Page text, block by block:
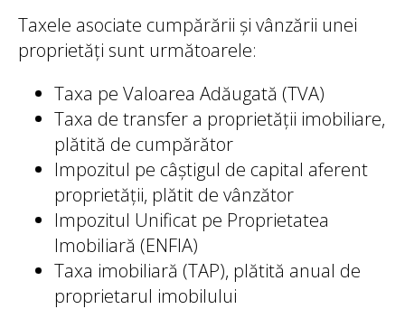
Taxele asociate cumpărării și vânzării unei
proprietăți sunt următoarele:
Taxa pe Valoarea Adăugată (TVA)
Taxa de transfer a proprietății imobiliare,
plătită de cumpărător
Impozitul pe câștigul de capital aferent
proprietății, plătit de vânzător
Impozitul Unificat pe Proprietatea
Imobiliară (ENFIA)
Taxa imobiliară (TAP), plătită anual de
proprietarul imobilului